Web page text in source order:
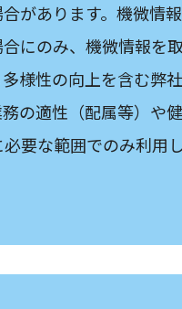
があります。機微情
にのみ、機微情報を
様性の向上を含む弊
の適性（配属等）や
要な範囲でのみ利用